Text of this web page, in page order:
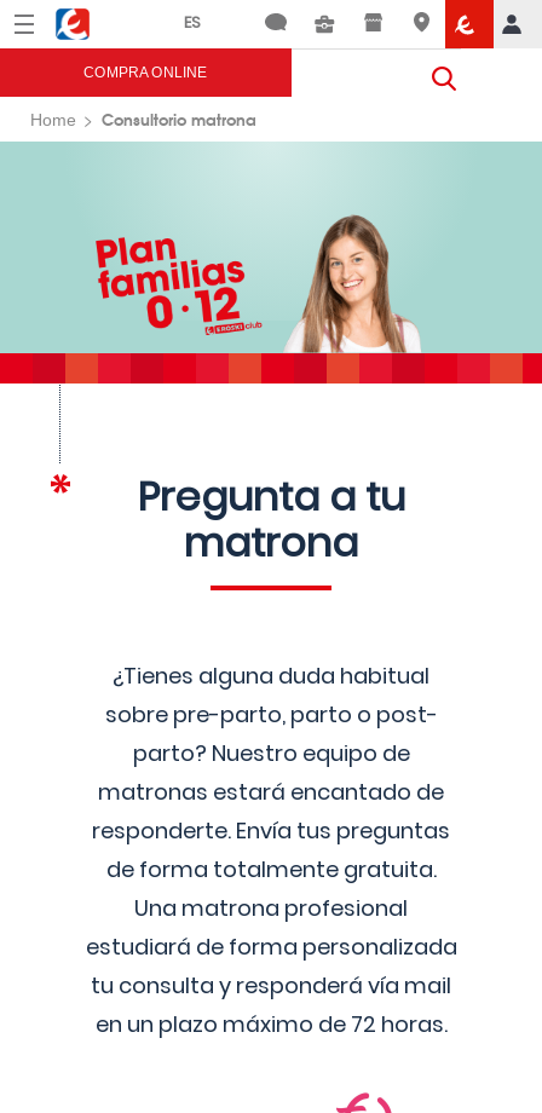
Menú Eroski
COMPRA ONLINE
Home Consultorio matrona
Pregunta a tu
matrona
¿Tienes alguna duda habitual
sobre pre-parto, parto o post-
parto? Nuestro equipo de
matronas estará encantado de
responderte. Envía tus preguntas
de forma totalmente gratuita.
Una matrona profesional
estudiará de forma personalizada
tu consulta y responderá vía mail
en un plazo máximo de 72 horas.